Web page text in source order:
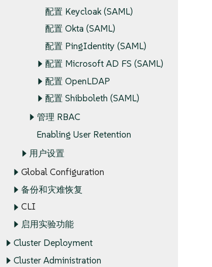
配置 Keycloak (SAML)
配置 Okta (SAML)
配置 PingIdentity (SAML)
配置 Microsoft AD FS (SAML)
配置 OpenLDAP
配置 Shibboleth (SAML)
管理 RBAC
Enabling User Retention
用户设置
Global Configuration
备份和灾难恢复
CLI
启用实验功能
Cluster Deployment
Cluster Administration